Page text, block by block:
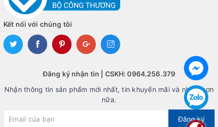
Kết nối với chúng tôi
Đăng ký nhận tin | CSKH: 0964.256.379
Nhận thông tin sản phẩm mới nhất, tin khuyến mãi và nhiều hơn
nữa.
Đăng ký